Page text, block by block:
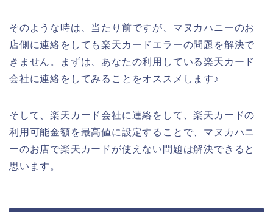
そのような時は、当たり前ですが、マヌカハニーのお
店側に連絡をしても楽天カードエラーの問題を解決で
きません。まずは、あなたの利用している楽天カード
会社に連絡をしてみることをオススメします♪
そして、楽天カード会社に連絡をして、楽天カードの
利用可能金額を最高値に設定することで、マヌカハニ
ーのお店で楽天カードが使えない問題は解決できると
思います。